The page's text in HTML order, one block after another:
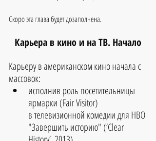
Скоро эта глава будет дозаполнена.
Карьера в кино и на ТВ. Начало
Карьеру в американском кино начала с
массовок:
исполнив роль посетительницы
ярмарки (Fair Visitor)
в телевизионной комедии для HBO
"Завершить историю" (‘Clear